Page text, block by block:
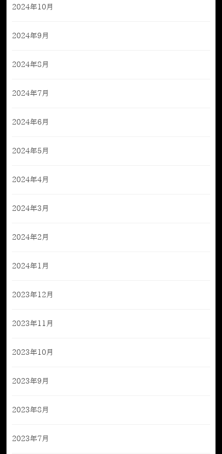
2024年10月
2024年9月
2024年8月
2024年7月
2024年6月
2024年5月
2024年4月
2024年3月
2024年2月
2024年1月
2023年12月
2023年11月
2023年10月
2023年9月
2023年8月
2023年7月